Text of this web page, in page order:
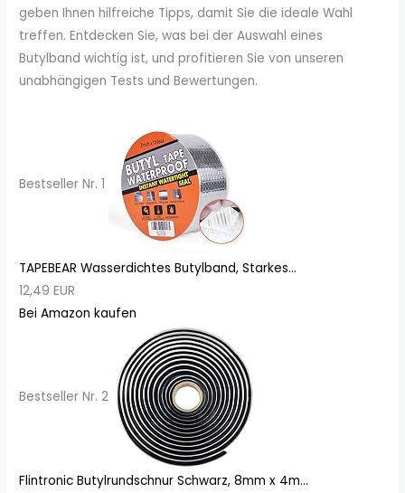
geben Ihnen hilfreiche Tipps, damit Sie die ideale Wahl
treffen. Entdecken Sie, was bei der Auswahl eines
Butylband wichtig ist, und profitieren Sie von unseren
unabhängigen Tests und Bewertungen.
Bestseller Nr. 1
TAPEBEAR Wasserdichtes Butylband, Starkes...
12,49 EUR
Bei Amazon kaufen
Bestseller Nr. 2
Flintronic Butylrundschnur Schwarz, 8mm x 4m...